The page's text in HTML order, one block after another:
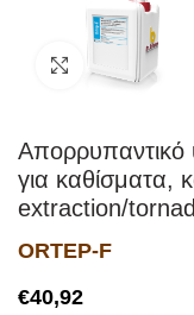
Απορρυπαντικό
για καθίσματα,
extraction/
ORTEP-F
€